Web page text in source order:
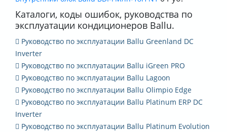
Каталоги, коды ошибок, руководства по
эксплуатации кондиционеров Ballu.
Руководство по эксплуатации Ballu Greenland DC
Inverter
Руководство по эксплуатации Ballu iGreen PRO
Руководство по эксплуатации Ballu Lagoon
Руководство по эксплуатации Ballu Olimpio Edge
Руководство по эксплуатации Ballu Platinum ERP DC
Inverter
Руководство по эксплуатации Ballu Platinum Evolution